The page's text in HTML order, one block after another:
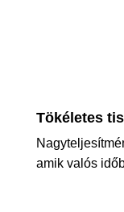
Tökéletes
amik valós